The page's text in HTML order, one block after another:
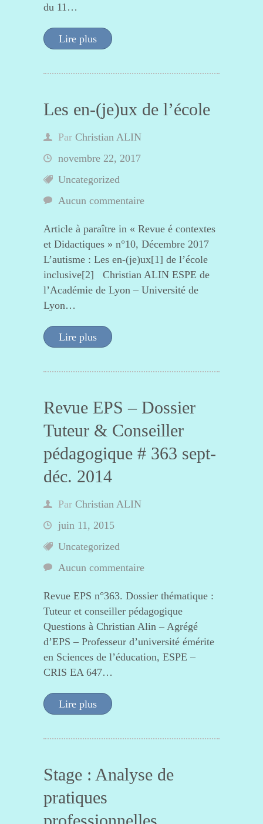
du 11…
Lire plus
Les en-(je)ux de l’école
Par Christian ALIN
novembre 22, 2017
Uncategorized
Aucun commentaire
Article à paraître in « Revue é contextes
et Didactiques » n°10, Décembre 2017
L’autisme : Les en-(je)ux[1] de l’école
inclusive[2] Christian ALIN ESPE de
l’Académie de Lyon – Université de
Lyon…
Lire plus
Revue EPS – Dossier
Tuteur & Conseiller
pédagogique # 363 sept-
déc. 2014
Par Christian ALIN
juin 11, 2015
Uncategorized
Aucun commentaire
Revue EPS n°363. Dossier thématique :
Tuteur et conseiller pédagogique
Questions à Christian Alin – Agrégé
d’EPS – Professeur d’université émérite
en Sciences de l’éducation, ESPE –
CRIS EA 647…
Lire plus
Stage : Analyse de
pratiques